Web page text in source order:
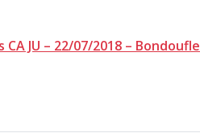
JU – 22/07/2018 – Bondoufle